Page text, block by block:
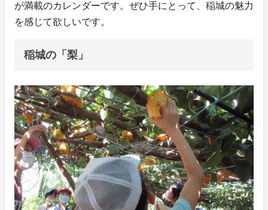
が満載のカレンダーです。ぜひ手にとって、稲城の魅力
を感じて欲しいです。
稲城の「梨」